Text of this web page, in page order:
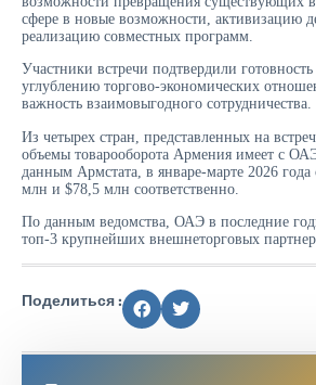
сфере в новые возможности, активизацию
реализацию совместных программ.
Участники встречи подтвердили
углублению торгово-экономических
важность взаимовыгодного сотрудничества.
Из четырех стран, представленных на
объемы товарооборота Армения имеет с
данным Армстата, в январе-марте 2026
млн и $78,5 млн соответственно.
По данным ведомства, ОАЭ в последние
топ-3 крупнейших внешнеторговых
Поделиться :